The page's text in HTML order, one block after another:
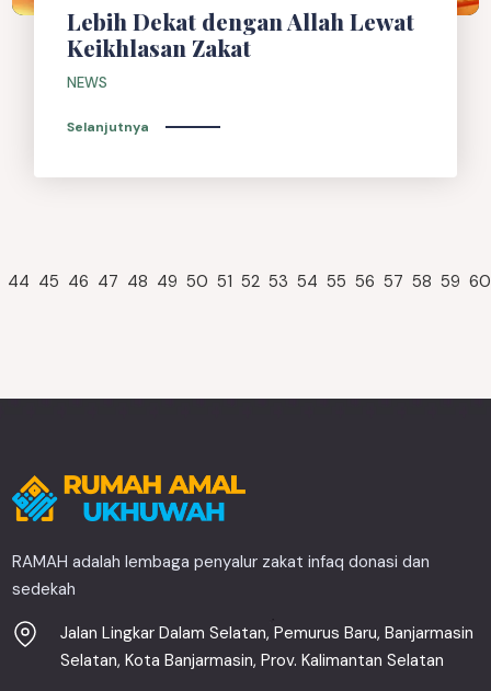
Lebih Dekat dengan Allah Lewat
Keikhlasan Zakat
NEWS
Selanjutnya
44 45 46 47 48 49 50 51 52 53 54 55 56 57 58 59 60
RAMAH adalah lembaga penyalur zakat infaq donasi dan
sedekah
Jalan Lingkar Dalam Selatan, Pemurus Baru, Banjarmasin
Selatan, Kota Banjarmasin, Prov. Kalimantan Selatan